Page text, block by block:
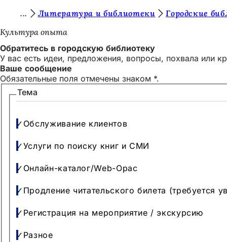
Перейти к содержимому
ы
з
д
е
Литература и библиотеки
Городские
Культура опыта
Обратитесь в городскую библиотеку
У вас есть идеи, предложения, вопросы, похвала или
Ваше сообщение
Обязательные поля отмечены знаком *.
Ваше
сообщение
Тема
Обслуживание клиентов
Услуги по поиску книг и СМИ
Онлайн-каталог/Web-Opac
Продление читательского билета (требуется
Регистрация на мероприятие / экскурсию
Разное